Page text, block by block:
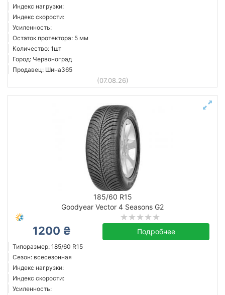
Индекс нагрузки:
Индекс скорости:
Усиленность:
Остаток протектора: 5 мм
Количество: 1шт
Город: Червоноград
Продавец: Шина365
(07.08.26)
185/60 R15
Goodyear Vector 4 Seasons G2
1200 ₴ Подробнее
Типоразмер: 185/60 R15
Сезон: всесезонная
Индекс нагрузки:
Индекс скорости:
Усиленность: